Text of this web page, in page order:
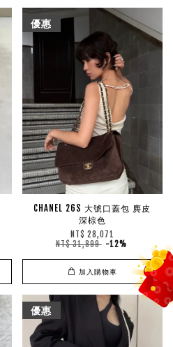
優惠
CHANEL 26S 大號口蓋包 麂皮
深棕色
NT$ 28,071
NT$ 31,899 -12%
加入購物車
優惠